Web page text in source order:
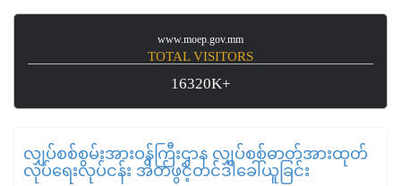
www.moep.gov.mm
TOTAL VISITORS
16320K+
လျှပ်စစ်စွမ်းအားဝန်ကြီးဌာန လျှပ်စစ်ဓာတ်အားထုတ်
လုပ်ရေးလုပ်ငန်း အိတ်ဖွင့်တင်ဒါခေါ်ယူခြင်း